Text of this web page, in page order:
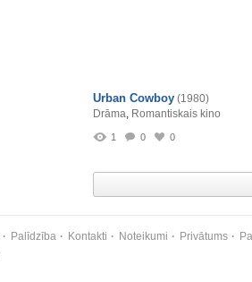
Urban Cowboy (1980)
Drāma, Romantiskais kino
1 0 0
Palīdzība Kontakti Noteikumi Privātums